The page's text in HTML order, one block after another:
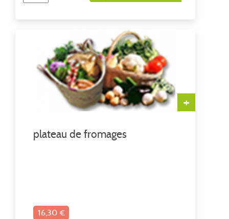
+
plateau de fromages
16,30 €